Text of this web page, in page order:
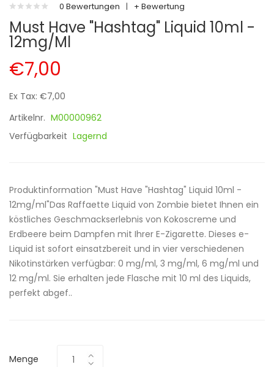
0 Bewertungen | + Bewertung
Must Have "Hashtag" Liquid 10ml -
12mg/ml
€7,00
Ex Tax: €7,00
Artikelnr. M00000962
Verfügbarkeit Lagernd
Produktinformation "Must Have "Hashtag" Liquid 10ml -
12mg/ml"Das Raffaette Liquid von Zombie bietet Ihnen ein
köstliches Geschmackserlebnis von Kokoscreme und
Erdbeere beim Dampfen mit Ihrer E-Zigarette. Dieses e-
Liquid ist sofort einsatzbereit und in vier verschiedenen
Nikotinstärken verfügbar: 0 mg/ml, 3 mg/ml, 6 mg/ml und
12 mg/ml. Sie erhalten jede Flasche mit 10 ml des Liquids,
perfekt abgef..
Menge